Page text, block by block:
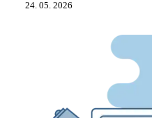
24. 05. 2026